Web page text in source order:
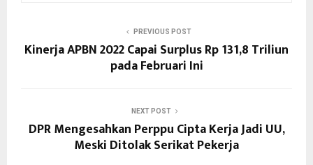
PREVIOUS POST
Kinerja APBN 2022 Capai Surplus Rp 131,8 Triliun
pada Februari Ini
NEXT POST
DPR Mengesahkan Perppu Cipta Kerja Jadi UU,
Meski Ditolak Serikat Pekerja